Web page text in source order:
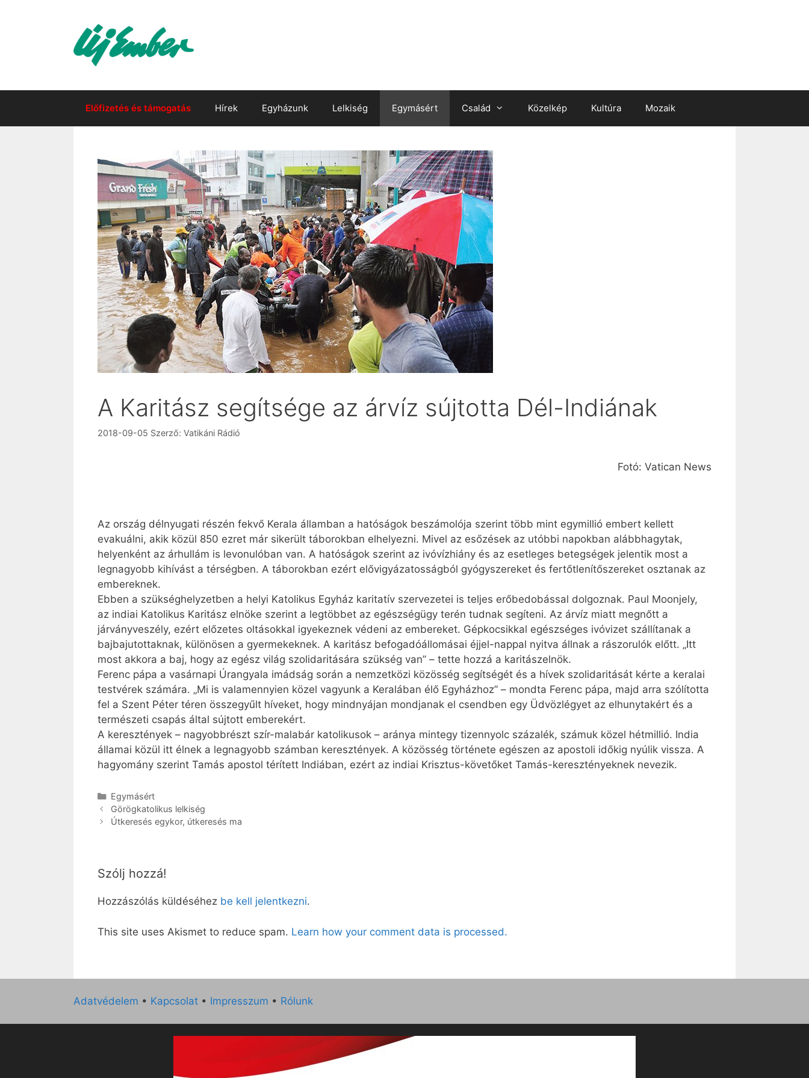
Előfizetés és támogatás Hírek Egyházunk Lelkiség Egymásért Család Közelkép Kultúra Mozaik
A Karitász segítsége az árvíz sújtotta Dél-Indiának
2018-09-05 Szerző: Vatikáni Rádió
Fotó: Vatican News
Az ország délnyugati részén fekvő Kerala államban a hatóságok beszámolója szerint több mint egymillió embert kellett
evakuálni, akik közül 850 ezret már sikerült táborokban elhelyezni. Mivel az esőzések az utóbbi napokban alábbhagytak,
helyenként az árhullám is levonulóban van. A hatóságok szerint az ivóvízhiány és az esetleges betegségek jelentik most a
legnagyobb kihívást a térségben. A táborokban ezért elővigyázatosságból gyógyszereket és fertőtlenítőszereket osztanak az
embereknek.
Ebben a szükséghelyzetben a helyi Katolikus Egyház karitatív szervezetei is teljes erőbedobással dolgoznak. Paul Moonjely,
az indiai Katolikus Karitász elnöke szerint a legtöbbet az egészségügy terén tudnak segíteni. Az árvíz miatt megnőtt a
járványveszély, ezért előzetes oltásokkal igyekeznek védeni az embereket. Gépkocsikkal egészséges ivóvizet szállítanak a
bajbajutottaknak, különösen a gyermekeknek. A karitász befogadóállomásai éjjel-nappal nyitva állnak a rászorulók előtt. „Itt
most akkora a baj, hogy az egész világ szolidaritására szükség van” – tette hozzá a karitászelnök.
Ferenc pápa a vasárnapi Úrangyala imádság során a nemzetközi közösség segítségét és a hívek szolidaritását kérte a keralai
testvérek számára. „Mi is valamennyien közel vagyunk a Keralában élő Egyházhoz” – mondta Ferenc pápa, majd arra szólította
fel a Szent Péter téren összegyűlt híveket, hogy mindnyájan mondjanak el csendben egy Üdvözlégyet az elhunytakért és a
természeti csapás által sújtott emberekért.
A keresztények – nagyobbrészt szír-mala­bár katolikusok – aránya mint­egy tizennyolc százalék, számuk közel hétmillió. India
államai közül itt élnek a legnagyobb számban keresztények. A közösség története egészen az apostoli időkig nyúlik vissza. A
hagyomány szerint Tamás apostol térített Indiában, ezért az indiai Krisztus-követőket Tamás-keresztényeknek nevezik.
Kategória
Egymásért
Görögkatolikus lelkiség
Útkeresés egykor, útkeresés ma
Szólj hozzá!
Hozzászólás küldéséhez be kell jelentkezni.
This site uses Akismet to reduce spam. Learn how your comment data is processed.
Adatvédelem • Kapcsolat • Impresszum • Rólunk